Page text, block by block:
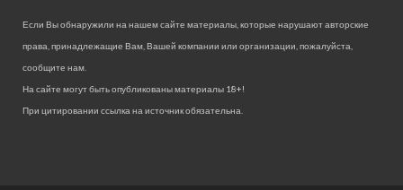
Если Вы обнаружили на нашем сайте материалы, которые нарушают авторские
права, принадлежащие Вам, Вашей компании или организации, пожалуйста,
сообщите нам.
На сайте могут быть опубликованы материалы 18+!
При цитировании ссылка на источник обязательна.